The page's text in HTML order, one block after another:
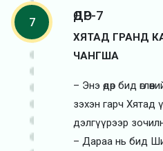
7 ӨДӨР-7
ХЯТАД ГРАНД
ЧАНГША
– Энэ өдөр бид
зэхэн гарч Хятад
дэлгүүрээр
– Дараа нь бид